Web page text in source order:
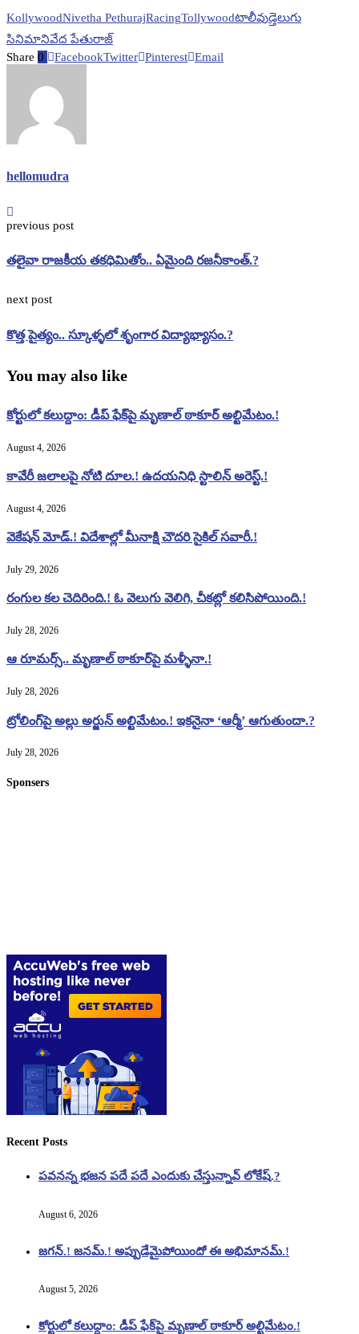
KollywoodNivetha PethurajRacingTollywoodటాలీవుడ్తెలుగు
సినిమానివేద పేతురాజ్
Share 0 FacebookTwitter Pinterest Email
hellomudra
previous post
తలైవా రాజకీయ తకధిమితోం.. ఏమైంది రజనీకాంత్.?
next post
కొత్త పైత్యం.. స్కూళ్ళలో శృంగార విద్యాభ్యాసం.?
You may also like
కోర్టులో కలుద్దాం: డీప్ ఫేక్‌పై మృణాల్ ఠాకూర్ అల్టిమేటం.!
August 4, 2026
కావేరీ జలాలపై నోటి దూల.! ఉదయనిధి స్టాలిన్ అరెస్ట్.!
August 4, 2026
వెకేషన్ మోడ్.! విదేశాల్లో మీనాక్షి చౌదరి సైకిల్ సవారీ.!
July 29, 2026
రంగుల కల చెదిరింది.! ఓ వెలుగు వెలిగి, చీకట్లో కలిసిపోయింది.!
July 28, 2026
ఆ రూమర్స్.. మృణాల్ ఠాకూర్‌పై మళ్ళీనా.!
July 28, 2026
ట్రోలింగ్‌పై అల్లు అర్జున్ అల్టిమేటం.! ఇకనైనా ‘ఆర్మీ’ ఆగుతుందా.?
July 28, 2026
Sponsers
Recent Posts
పవనన్న భజన పదే పదే ఎందుకు చేస్తున్నావ్ లోకేష్.?
August 6, 2026
జగన్.! జనమ్.! అప్పుడేమైపోయిందో ఈ అభిమానమ్.!
August 5, 2026
కోర్టులో కలుద్దాం: డీప్ ఫేక్‌పై మృణాల్ ఠాకూర్ అల్టిమేటం.!